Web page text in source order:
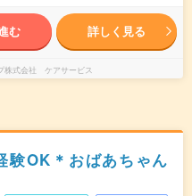
む 詳しく見る
株式会社 ケアサービス
験OK＊おばあちゃん